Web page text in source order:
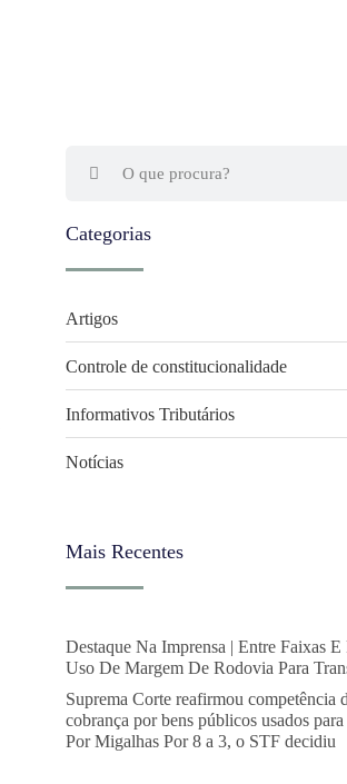
Categorias
Artigos
Controle de constitucionalidade
Informativos Tributários
Notícias
Mais Recentes
Destaque Na Imprensa | Entre Faixas
Uso De Margem De Rodovia Para
Suprema Corte reafirmou competência
cobrança por bens públicos usados
Por Migalhas Por 8 a 3, o STF decidiu